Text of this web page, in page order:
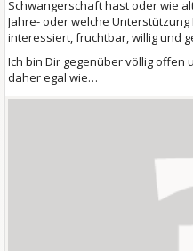
Schwangerschaft hast oder wie
Jahre- oder welche
interessiert, fruchtbar, willig und
Ich bin Dir gegenüber völlig offen
daher egal wie…